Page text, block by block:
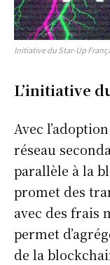
Initiative du Star-Up
L’initiative
Avec
réseau
parallèle à la
promet des
avec des frais
permet
de la